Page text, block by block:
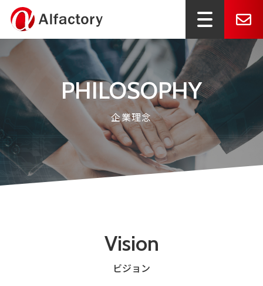
PHILOSOPHY
企業理念
Vision
ビジョン